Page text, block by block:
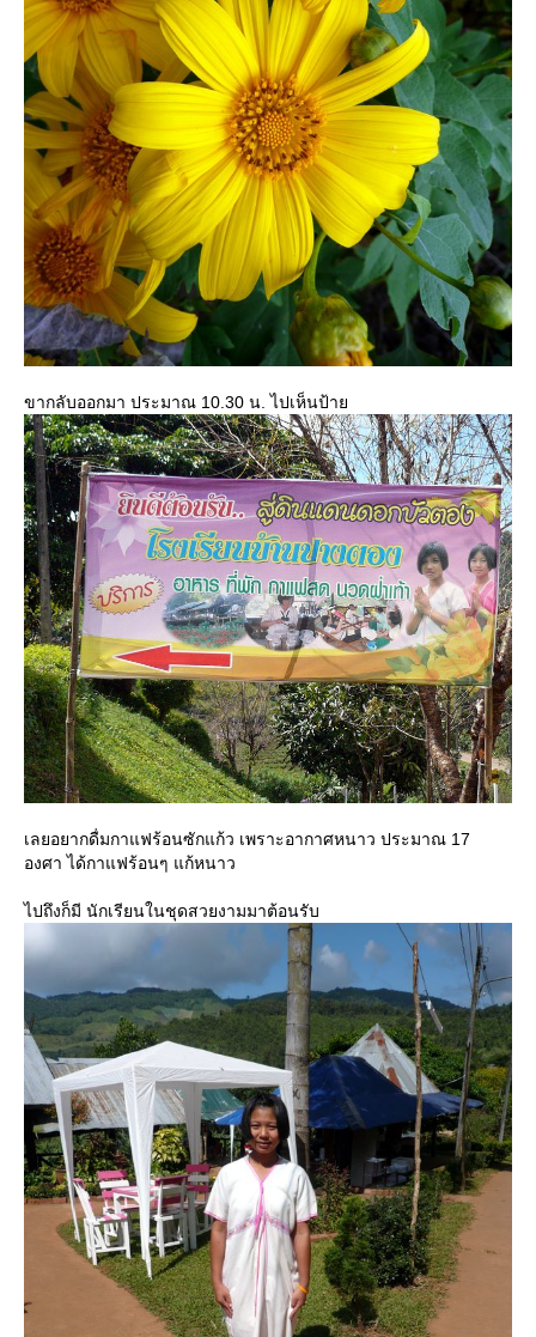
ขากลับออกมา ประมาณ 10.30 น. ไปเห็นป้า
เลยอยากดื่มกาแฟร้อนซักแก้ว เพราะอากาศหนาว ประมาณ 17
องศา ได้กาแฟร้อนๆ แก้หนาว
ไปถึงก็มี นักเรียนในชุดสวยงามมาต้อนรับ